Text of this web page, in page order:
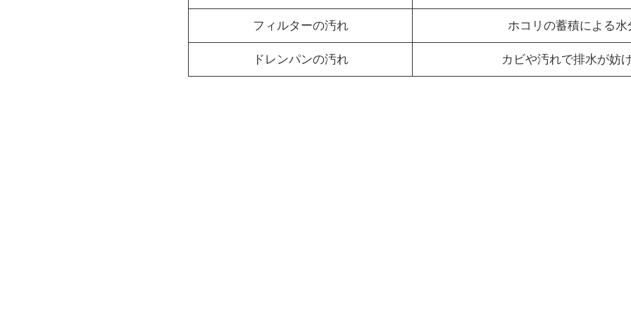
フィルターの汚れ ホコリの蓄積による水
ドレンパンの汚れ カビや汚れで排水が妨